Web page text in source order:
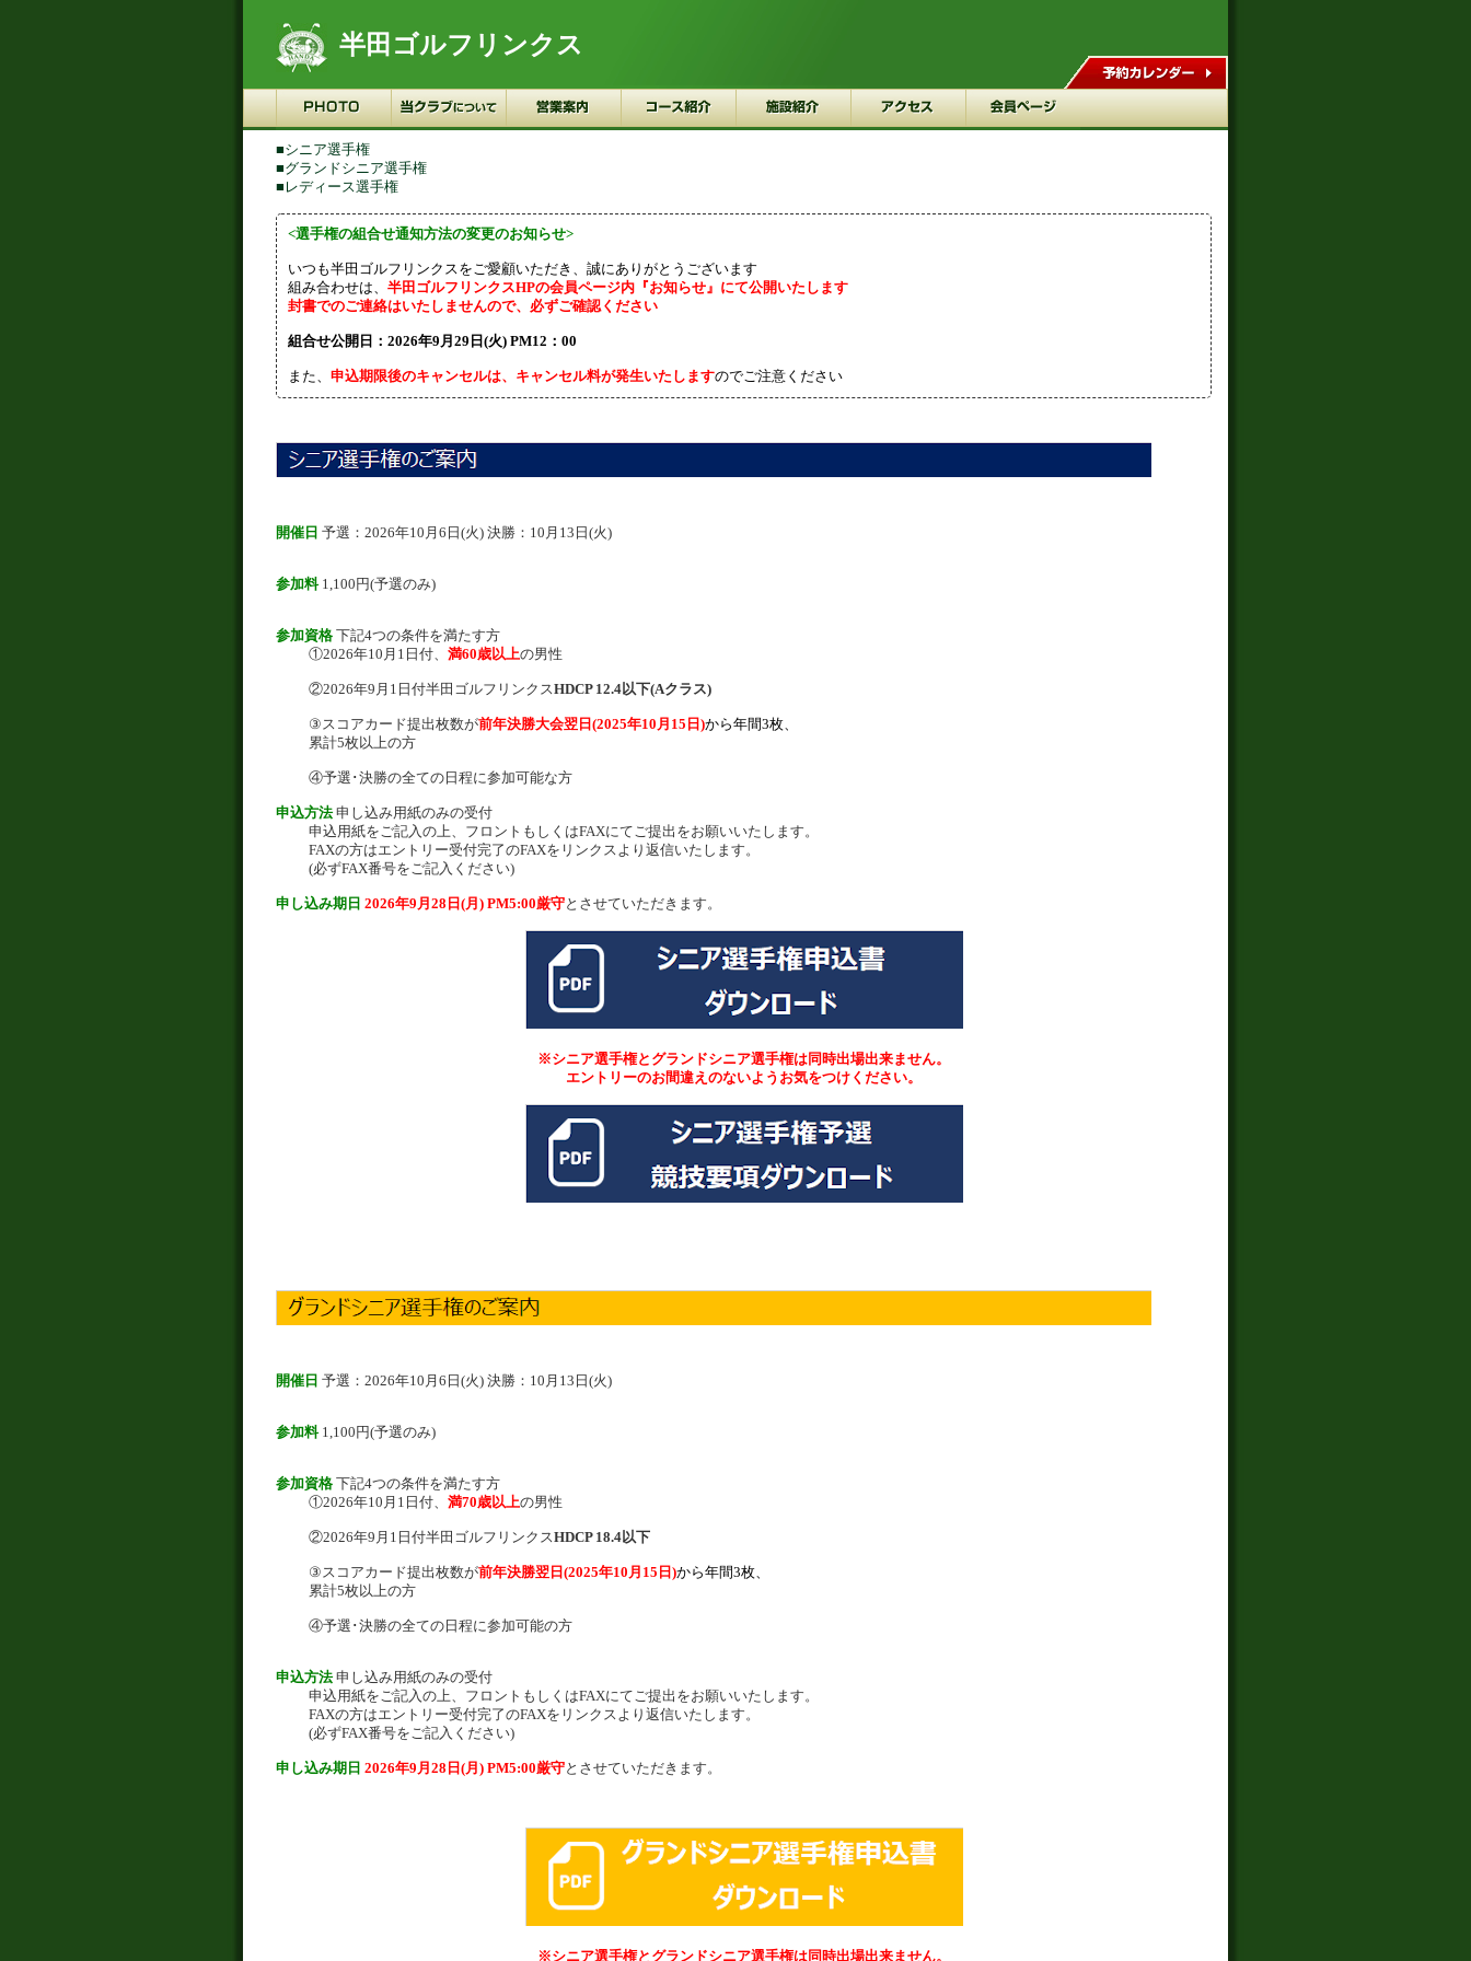
半田ゴルフリンクス
■シニア選手権
■グランドシニア選手権
■レディース選手権
<選手権の組合せ通知方法の変更のお知らせ>
いつも半田ゴルフリンクスをご愛顧いただき、誠にありがとうございます
組み合わせは、 半田ゴルフリンクスHPの会員ページ内『お知らせ』にて公開いたします
封書でのご連絡はいたしませんので、必ずご確認ください
組合せ公開日：2026年9月29日(火) PM12：00
また、 申込期限後のキャンセルは、キャンセル料が発生いたしますのでご注意ください
開催日 予選：2026年10月6日(火) 決勝：10月13日(火)
参加料1,100円(予選のみ)
参加資格 下記4つの条件を満たす方
①2026年10月1日付、 満60歳以上の男性
②2026年9月1日付半田ゴルフリンクスHDCP 12.4以下(Aクラス)
③スコアカード提出枚数が前年決勝大会翌日(2025年10月15日)から年間3枚、
累計5枚以上の方
④予選･決勝の全ての日程に参加可能な方
申込方法申し込み用紙のみの受付
申込用紙をご記入の上、フロントもしくはFAXにてご提出をお願いいたします。
FAXの方はエントリー受付完了のFAXをリンクスより返信いたします。
(必ずFAX番号をご記入ください)
申し込み期日 2026年9月28日(月) PM5:00厳守とさせていただきます。
※シニア選手権とグランドシニア選手権は同時出場出来ません。
エントリーのお間違えのないようお気をつけください。
開催日 予選：2026年10月6日(火) 決勝：10月13日(火)
参加料1,100円(予選のみ)
参加資格 下記4つの条件を満たす方
①2026年10月1日付、 満70歳以上の男性
②2026年9月1日付半田ゴルフリンクスHDCP 18.4以下
③スコアカード提出枚数が前年決勝翌日(2025年10月15日)から年間3枚、
累計5枚以上の方
④予選･決勝の全ての日程に参加可能の方
申込方法申し込み用紙のみの受付
申込用紙をご記入の上、フロントもしくはFAXにてご提出をお願いいたします。
FAXの方はエントリー受付完了のFAXをリンクスより返信いたします。
(必ずFAX番号をご記入ください)
申し込み期日 2026年9月28日(月) PM5:00厳守とさせていただきます。
※シニア選手権とグランドシニア選手権は同時出場出来ません。